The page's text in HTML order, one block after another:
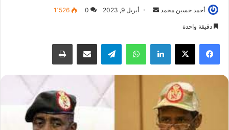
أحمد حسين محمد
ل
أبريل 9, 2023 0 1٬526
دقيقة واحدة
فيسبوك لينكدإن واتساب